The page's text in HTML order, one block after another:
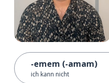
-emem (-amam)
ich kann nicht